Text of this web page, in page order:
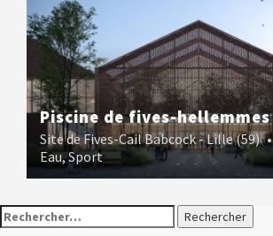
Piscine de fives-hellemmes
Site de Fives-Cail Babcock - Lille (59) •
Eau,Sport
Rechercher :